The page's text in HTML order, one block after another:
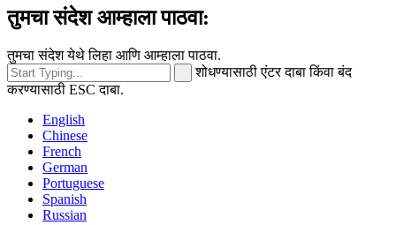
तुमचा संदेश आम्हाला पाठवा:
तुमचा संदेश येथे लिहा आणि आम्हाला पाठवा.
शोधण्यासाठी एंटर दाबा किंवा बंद
करण्यासाठी ESC दाबा.
English
Chinese
French
German
Portuguese
Spanish
Russian